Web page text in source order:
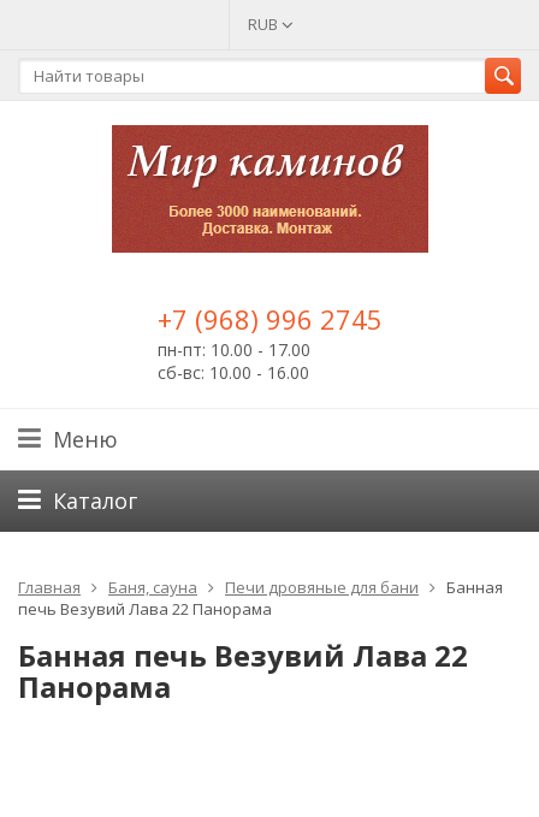
RUB
+7 (968) 996 2745
пн-пт: 10.00 - 17.00
сб-вс: 10.00 - 16.00
Меню
Каталог
Главная Баня, сауна Печи дровяные для бани
Банная
печь Везувий Лава 22 Панорама
Банная печь Везувий Лава 22
Панорама